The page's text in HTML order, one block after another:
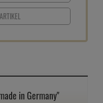
in Germany"